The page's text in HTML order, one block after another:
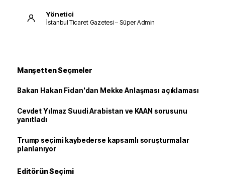
Yönetici
İstanbul Ticaret Gazetesi – Süper Admin
Manşetten Seçmeler
Bakan Hakan Fidan'dan Mekke Anlaşması açıklaması
Cevdet Yılmaz Suudi Arabistan ve KAAN sorusunu
yanıtladı
Trump seçimi kaybederse kapsamlı soruşturmalar
planlanıyor
Editörün Seçimi